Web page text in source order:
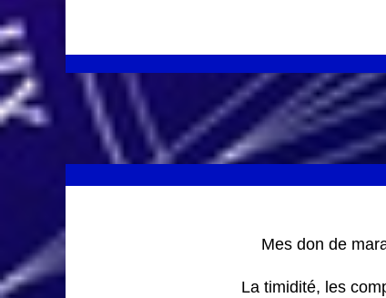
Mes don de
La timidité, les